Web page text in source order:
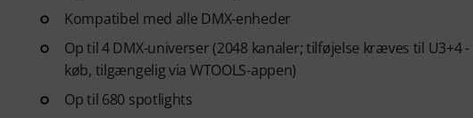
Kompatibel med alle DMX-enheder
Op til 4 DMX-universer (2048 kanaler; tilføjelse kræves til U3+4 -
køb, tilgængelig via WTOOLS-appen)
Op til 680 spotlights